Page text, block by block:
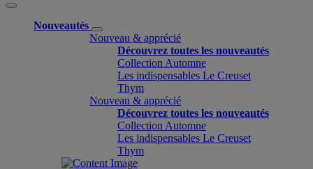
Nouveautés
Nouveau & apprécié
Découvrez toutes les nouveautés
Collection Automne
Les indispensables Le Creuset
Thym
Nouveau & apprécié
Découvrez toutes les nouveautés
Collection Automne
Les indispensables Le Creuset
Thym